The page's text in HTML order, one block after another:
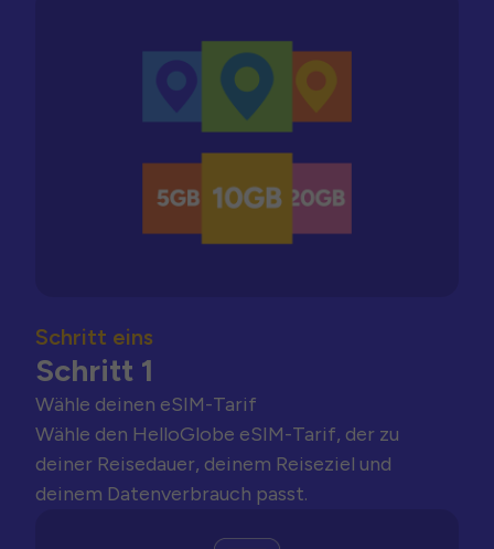
Schritt eins
Schritt 1
Wähle deinen eSIM-Tarif
Wähle den HelloGlobe eSIM-Tarif, der zu
deiner Reisedauer, deinem Reiseziel und
deinem Datenverbrauch passt.